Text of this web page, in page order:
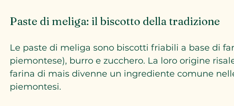
Paste di meliga: il biscotto della tradizione
Le paste di meliga sono biscotti friabili a base di
piemontese), burro e zucchero. La loro origine
farina di mais divenne un ingrediente comune
piemontesi.